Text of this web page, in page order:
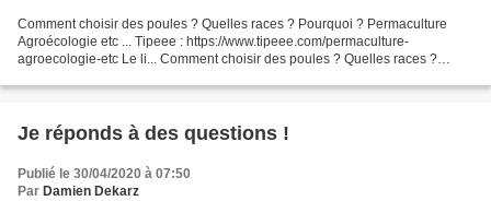
Comment choisir des poules ? Quelles races ? Pourquoi ? Permaculture
Agroécologie etc ... Tipeee : https://www.tipeee.com/permaculture-
agroecologie-etc Le li... Comment choisir des poules ? Quelles races ?
Je réponds à des questions !
Publié le 30/04/2020 à 07:50
Par Damien Dekarz